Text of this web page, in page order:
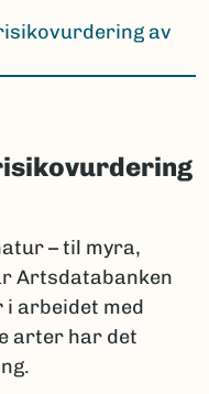
av
– til myra,
Artsdatabanken
i arbeidet med
arter har det